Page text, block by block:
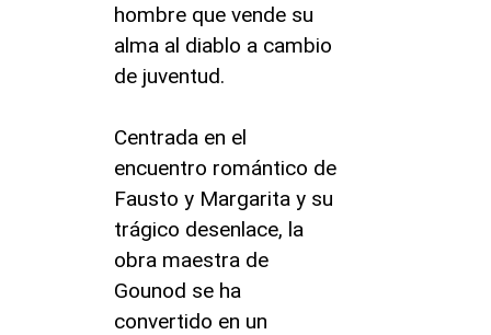
hombre que vende su
alma al diablo a cambio
de juventud.
Centrada en el
encuentro romántico de
Fausto y Margarita y su
trágico desenlace, la
obra maestra de
Gounod se ha
convertido en un